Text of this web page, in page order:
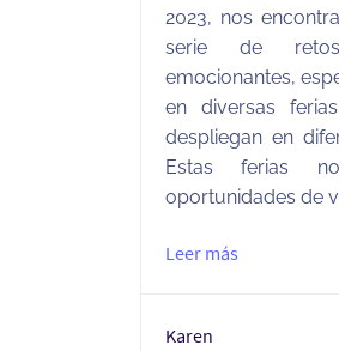
2023, nos
serie de
emocionantes,
en diversas
despliegan en
Estas ferias
oportunidades de
Leer más
Karen